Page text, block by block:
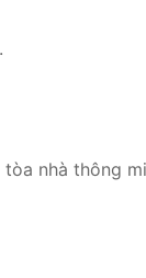
nhà thông